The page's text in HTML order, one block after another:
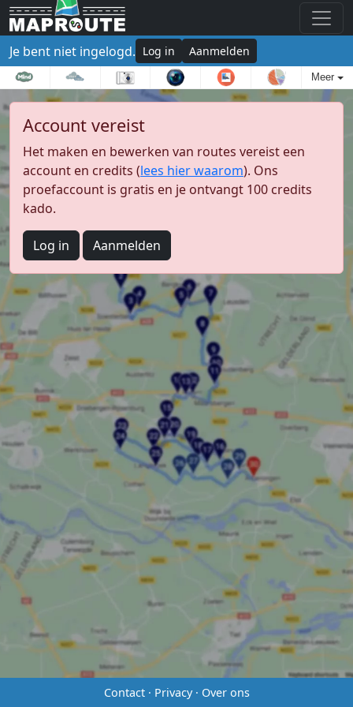
Je bent niet ingelogd. Log in Aanmelden
Meer
Account vereist
Het maken en bewerken van routes vereist een
account en credits (lees hier waarom). Ons
proefaccount is gratis en je ontvangt 100 credits
kado.
Log in Aanmelden
Contact· Privacy· Over ons